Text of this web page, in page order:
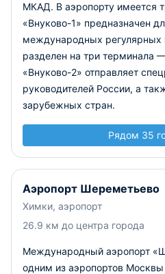
МКАД. В аэропорту имеется
«Внуково-1» предназначен
международных регулярных
разделен на три терминала
«Внуково-2» отправляет
руководителей России, а
зарубежных стран.
Рядом 35
Аэропорт Шереметьево
Химки, аэропорт
26.9 км до центра города
Международный аэропорт
одним из аэропортов